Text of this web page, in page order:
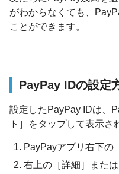
がわからなくても、
ことができます。
PayPay IDの設定
設定したPayPay IDは、
ト］をタップして表示さ
PayPayアプリ右下の
右上の［詳細］また